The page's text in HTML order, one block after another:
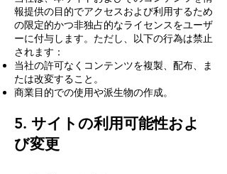
報提供の目的でアクセスおよび利用するため
の限定的かつ非独占的なライセンスをユーザ
ーに付与します。ただし、以下の行為は禁止
されます：
当社の許可なくコンテンツを複製、配布、ま
たは改変すること。
商業目的での使用や派生物の作成。
5. サイトの利用可能性およ
び変更